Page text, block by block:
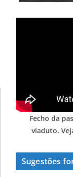
Fecho da
viaduto.
Sugestões